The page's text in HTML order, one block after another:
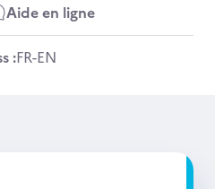
Aide en ligne
:FR-EN